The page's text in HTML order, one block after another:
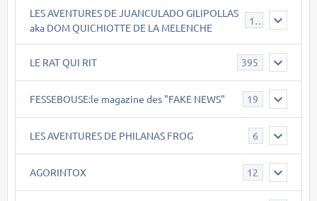
LES AVENTURES DE JUANCULADO GILIPOLLAS
aka DOM QUICHIOTTE DE LA MELENCHE
LE RAT QUI RIT 395
FESSEBOUSE:le magazine des "FAKE NEWS" 19
LES AVENTURES DE PHILANAS FROG 6
AGORINTOX 12